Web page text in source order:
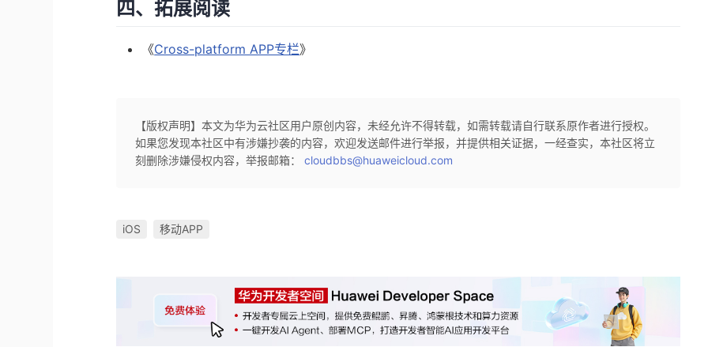
四、拓展阅读
《Cross-platform APP专栏》
【版权声明】本文为华为云社区用户原创内容，未经允许不得转载，如需转载请自行联系原作者进行授权。
如果您发现本社区中有涉嫌抄袭的内容，欢迎发送邮件进行举报，并提供相关证据，一经查实，本社区将立
刻删除涉嫌侵权内容，举报邮箱：cloudbbs@huaweicloud.com
iOS 移动APP